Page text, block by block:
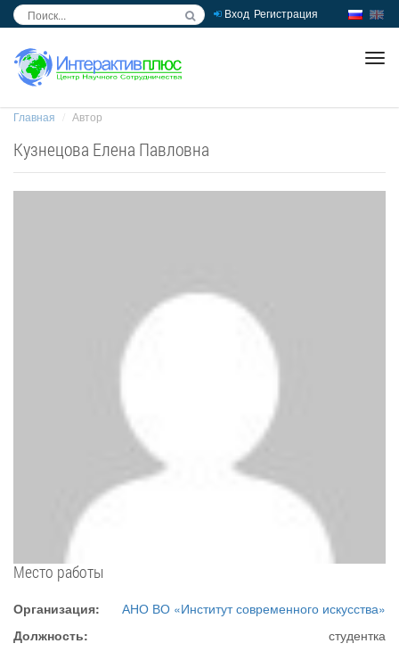
Вход Регистрация
Главная Автор
Кузнецова Елена Павловна
Место работы
Организация:
АНО ВО «Институт современного искусства»
Должность:
студентка